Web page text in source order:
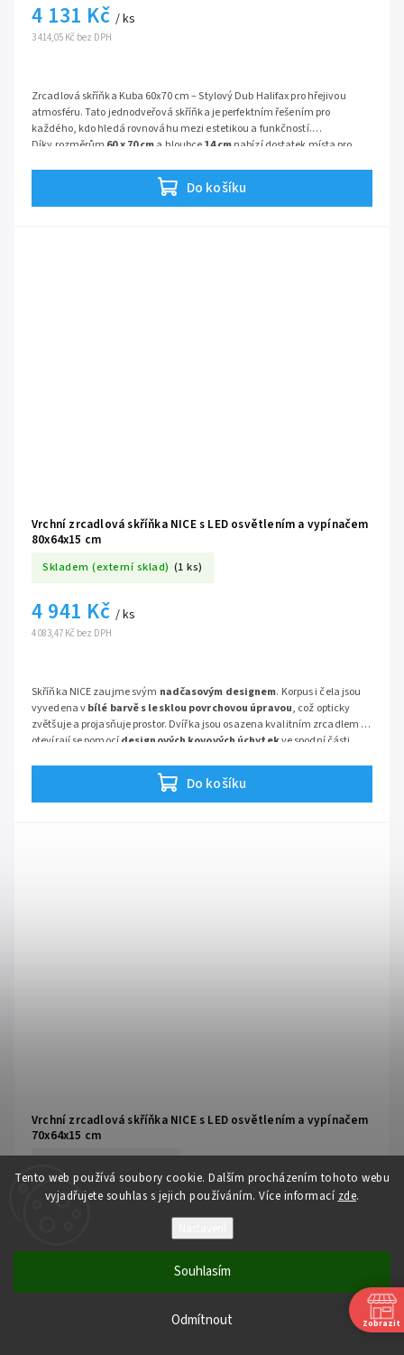
Tento web používá soubory cookie. Dalším procházením tohoto webu
vyjadřujete souhlas s jejich používáním. Více informací zde.
Odmítnout
Souhlasím
3 414,05 Kč bez DPH
4 131 Kč / ks
Do košíku
Zrcadlová skříňka Kuba 60x70 cm – Stylový Dub Halifax pro hřejivou
atmosféru. Tato jednodveřová skříňka je perfektním řešením pro
každého, kdo hledá rovnováhu mezi estetikou a funkčností.
Díky rozměrům 60 x 70 cma hloubce14 cmnabízí dostatek místa pro
Vrchní zrcadlová skříňka NICE s LED osvětlením a vypínačem
80x64x15 cm
Skladem (externí sklad) (1 ks)
4 083,47 Kč bez DPH
4 941 Kč / ks
Do košíku
Skříňka NICE zaujme svým nadčasovým designem. Korpus i čela jsou
vyvedena vbílé barvě s lesklou povrchovou úpravou, což opticky
zvětšuje a projasňuje prostor. Dvířka jsou osazena kvalitním zrcadlem a
otevírají se pomocídesignových kovových úchytekve spodní části,
, které zajišťují přehlednost a snadnou údržbu.
Vrchní zrcadlová skříňka NICE s LED osvětlením a vypínačem
70x64x15 cm
4 491 Kč
. Korpus i čela jsou
, což opticky
zvětšuje a projasňuje prostor. Dvířka jsou osazena kvalitním zrcadlem aZobrazit